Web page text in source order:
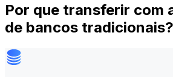
Por que transferir com
de bancos tradicionais?